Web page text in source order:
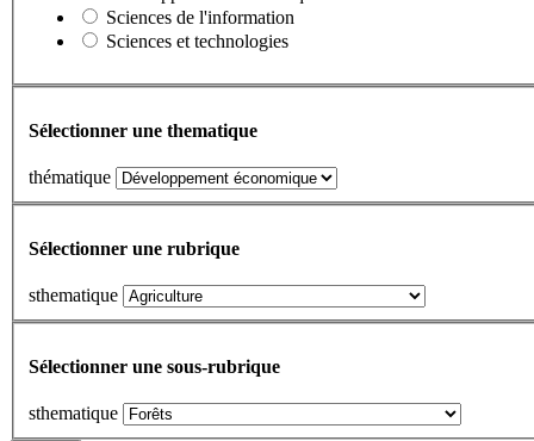
Sciences de l'information
Sciences et technologies
Sélectionner une thematique
thématique
Sélectionner une rubrique
sthematique
Sélectionner une sous-rubrique
sthematique